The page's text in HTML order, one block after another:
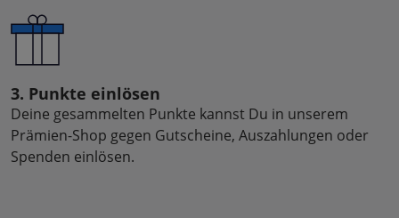
3. Punkte einlösen
Deine gesammelten Punkte kannst Du in unserem
Prämien-Shop gegen Gutscheine, Auszahlungen oder
Spenden einlösen.